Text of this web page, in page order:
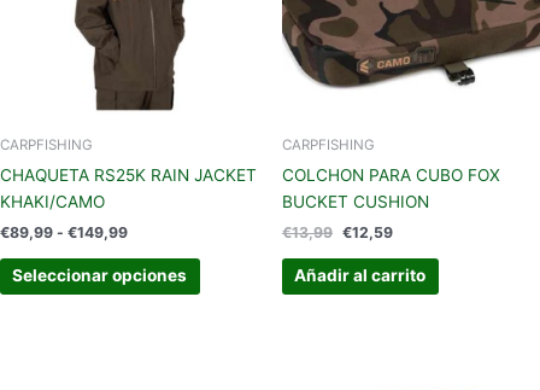
CARPFISHING
CHAQUETA RS25K RAIN JACKET
KHAKI/CAMO
€89,99 - €149,99
Seleccionar opciones
la
CARPFISHING
COLCHON PARA CUBO FOX
BUCKET CUSHION
€13,99 €12,59
Añadir al carrito